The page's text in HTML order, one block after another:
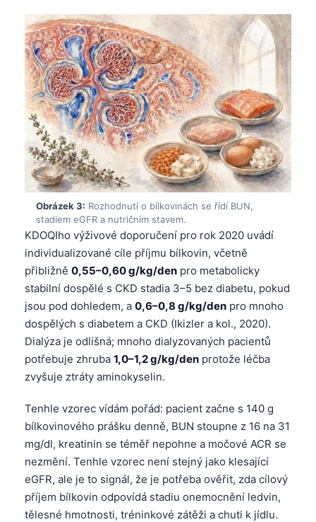
Obrázek 3: Rozhodnutí o bílkovinách se řídí BUN,
stadiem eGFR a nutričním stavem.
KDOQIho výživové doporučení pro rok 2020 uvádí
individualizované cíle příjmu bílkovin, včetně
přibližně 0,55–0,60 g/kg/den pro metabolicky
stabilní dospělé s CKD stadia 3–5 bez diabetu, pokud
jsou pod dohledem, a 0,6–0,8 g/kg/den pro mnoho
dospělých s diabetem a CKD (Ikizler a kol., 2020).
Dialýza je odlišná; mnoho dialyzovaných pacientů
potřebuje zhruba 1,0–1,2 g/kg/den protože léčba
zvyšuje ztráty aminokyselin.
Tenhle vzorec vídám pořád: pacient začne s 140 g
bílkovinového prášku denně, BUN stoupne z 16 na 31
mg/dl, kreatinin se téměř nepohne a močové ACR se
nezmění. Tenhle vzorec není stejný jako klesající
eGFR, ale je to signál, že je potřeba ověřit, zda cílový
příjem bílkovin odpovídá stadiu onemocnění ledvin,
tělesné hmotnosti, tréninkové zátěži a chuti k jídlu.